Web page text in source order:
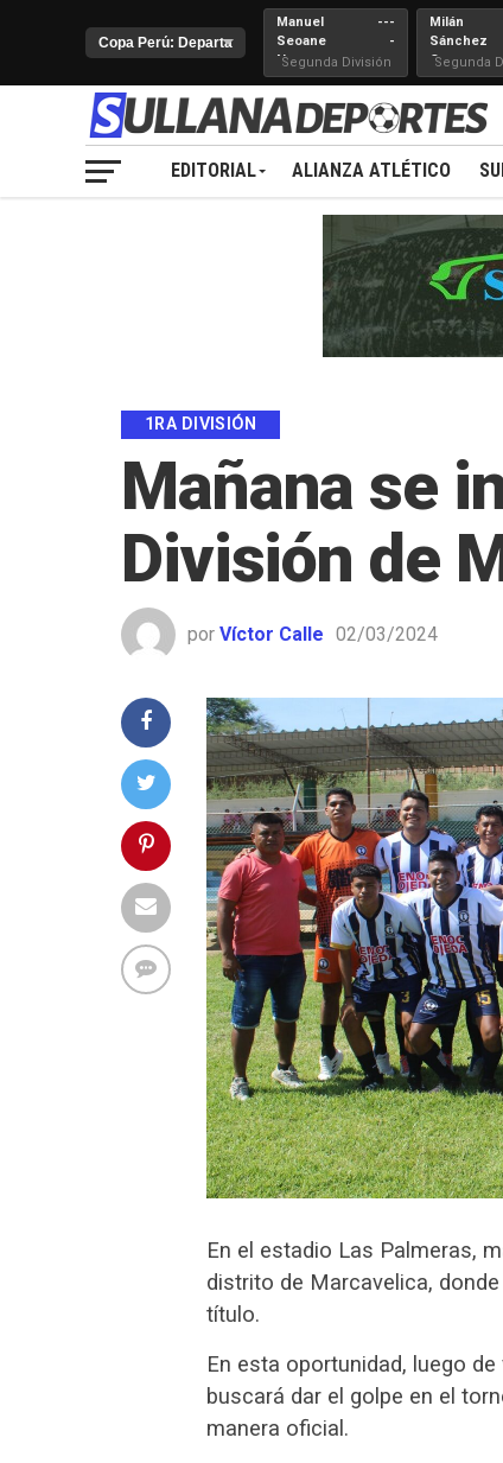
Manuel
Seoane
Nueva
Juventud
---
-
Segunda División
Milán
Sánchez
Cerro
Segunda
EDITORIAL ALIANZA ATLÉTICO
1RA DIVISIÓN
Mañana se
División de
por Víctor Calle 02/03/2024
En el estadio Las Palmeras,
distrito de Marcavelica,
título.
En esta oportunidad, luego
buscará dar el golpe en el
manera oficial.